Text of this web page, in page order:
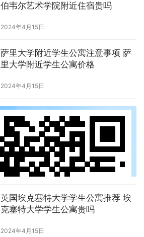
伯韦尔艺术学院附近住宿贵吗
2024年4月15日
萨里大学附近学生公寓注意事项 萨
里大学附近学生公寓价格
2024年4月15日
英国埃克塞特大学学生公寓推荐 埃
克塞特大学学生公寓贵吗
2024年4月15日